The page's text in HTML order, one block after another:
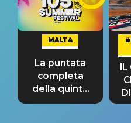
MALTA
La puntata
completa
della quinta
tappa
IL